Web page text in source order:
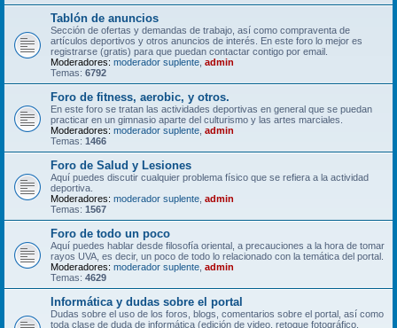
Tablón de anuncios
Sección de ofertas y demandas de trabajo, así como compraventa de
artículos deportivos y otros anuncios de interés. En este foro lo mejor es
registrarse (gratis) para que puedan contactar contigo por email.
Moderadores: moderador suplente admin
Temas: 6792
Foro de fitness, aerobic, y otros.
En este foro se tratan las actividades deportivas en general que se puedan
practicar en un gimnasio aparte del culturismo y las artes marciales.
Moderadores: moderador suplente admin
Temas: 1466
Foro de Salud y Lesiones
Aquí puedes discutir cualquier problema físico que se refiera a la actividad
deportiva.
Moderadores: moderador suplente admin
Temas: 1567
Foro de todo un poco
Aquí puedes hablar desde filosofía oriental, a precauciones a la hora de tomar
rayos UVA, es decir, un poco de todo lo relacionado con la temática del portal.
Moderadores: moderador suplente admin
Temas: 4629
Informática y dudas sobre el portal
Dudas sobre el uso de los foros, blogs, comentarios sobre el portal, así como
toda clase de duda de informática (edición de video, retoque fotográfico,